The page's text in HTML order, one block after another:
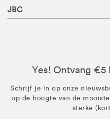
JBC
Yes! Ontvang
Schrijf je in op onze
op de hoogte van de
sterke